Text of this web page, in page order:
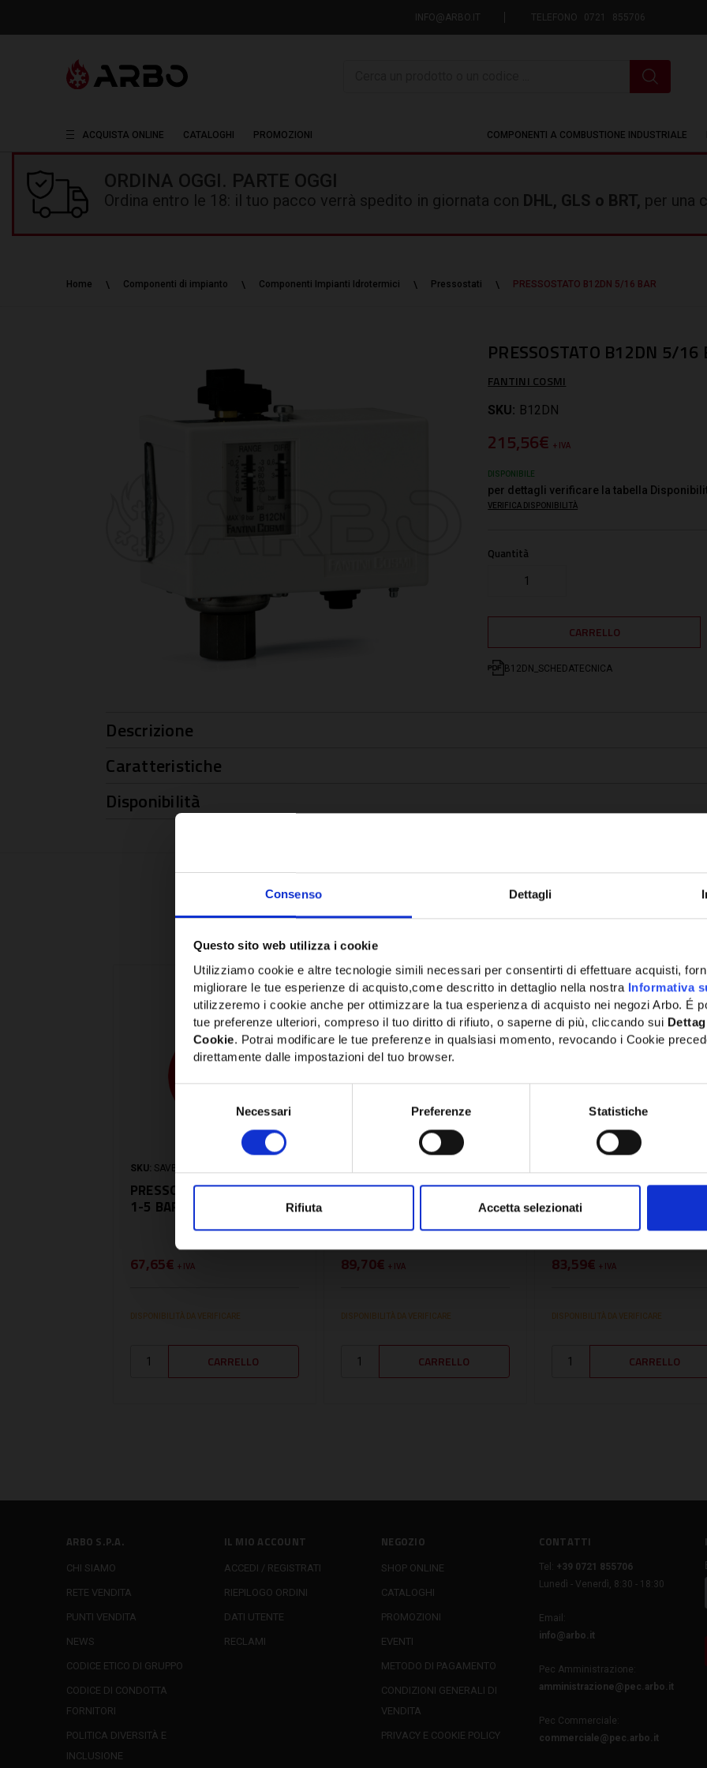
Consenso Dettagli
Questo sito web utilizza i cookie
Utilizziamo cookie e altre tecnologie simili necessari per consentirti di effettuare acquisti,
migliorare le tue esperienze di acquisto,come descritto in dettaglio nella nostra Informativa
utilizzeremo i cookie anche per ottimizzare la tua esperienza di acquisto nei negozi Arbo. É
tue preferenze ulteriori, compreso il tuo diritto di rifiuto, o saperne di più, cliccando sui
Cookie. Potrai modificare le tue preferenze in qualsiasi momento, revocando i Cookie
direttamente dalle impostazioni del tuo browser.
Necessari Preferenze Statistiche
Rifiuta Accetta selezionati
INFO@ARBO.IT TELEFONO 0721 855706
ACQUISTA ONLINE CATALOGHI PROMOZIONI COMPONENTI A COMBUSTIONE INDUSTRIALE
ORDINA OGGI. PARTE OGGI
Ordina entro le 18: il tuo pacco verrà spedito in giornata con DHL, GLS o BRT, per una
Home Componenti di impianto Componenti Impianti Idrotermici Pressostati PRESSOSTATO B12DN 5/16 BAR
PRESSOSTATO B12DN 5/16
FANTINI COSMI
SKU: B12DN
215,56€+ IVA
DISPONIBILE
per dettagli verificare la tabella
VERIFICA DISPONIBILITÀ
Quantità
B12DN_SCHEDATECNICA
Descrizione
Caratteristiche
Disponibilità
SKU: SAVBI1502111
PRESSOSTATO PMR/5-R2
1-5 BAR - SAVBI1502111
67,65€ + IVA
DISPONIBILITÀ DA VERIFICARE
PRESSOSTATO DI MINIMA
PRESSIONE MASSIMA 5
89,70€ + IVA
DISPONIBILITÀ DA VERIFICARE
PRESSOSTATO RIARMO
MANUALE MODELLO
0.5-1.7 BAR - LPR/5
83,59€ + IVA
DISPONIBILITÀ DA VERIFICARE
ARBO S.P.A.
CHI SIAMO
RETE VENDITA
PUNTI VENDITA
NEWS
CODICE ETICO DI GRUPPO
CODICE DI CONDOTTA
FORNITORI
POLITICA DIVERSITÀ E
INCLUSIONE
IL MIO ACCOUNT
ACCEDI / REGISTRATI
RIEPILOGO ORDINI
DATI UTENTE
RECLAMI
NEGOZIO
SHOP ONLINE
CATALOGHI
PROMOZIONI
EVENTI
METODO DI PAGAMENTO
CONDIZIONI GENERALI DI
VENDITA
PRIVACY E COOKIE POLICY
CONTATTI
Tel:
+39 0721 855706
Lunedì - Venerdì, 8:30 - 18:30
Email:
info@arbo.it
Pec Amministrazione:
amministrazione@pec.arbo.it
Pec Commerciale:
commerciale@pec.arbo.it